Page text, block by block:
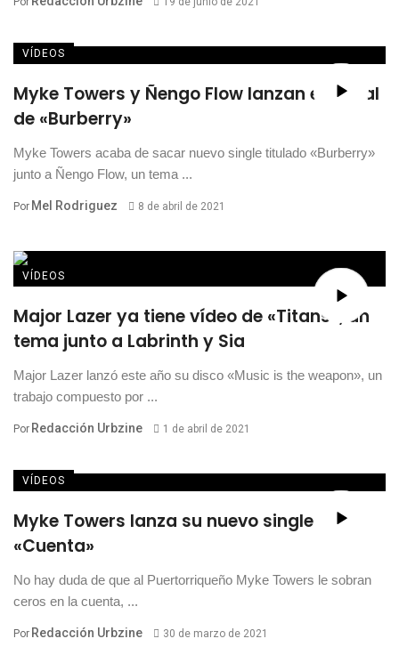
VÍDEOS
Myke Towers y Ñengo Flow lanzan el visual
de «Burberry»
Myke Towers acaba de sacar nuevo single titulado «Burberry»
junto a Ñengo Flow, un tema ...
Por Mel Rodriguez 8 de abril de 2021
VÍDEOS
Major Lazer ya tiene vídeo de «Titans», un
tema junto a Labrinth y Sia
Major Lazer lanzó este año su disco «Music is the weapon», un
trabajo compuesto por ...
Por Redacción Urbzine 1 de abril de 2021
VÍDEOS
Myke Towers lanza su nuevo single
«Cuenta»
No hay duda de que al Puertorriqueño Myke Towers le sobran
ceros en la cuenta, ...
Por Redacción Urbzine 30 de marzo de 2021